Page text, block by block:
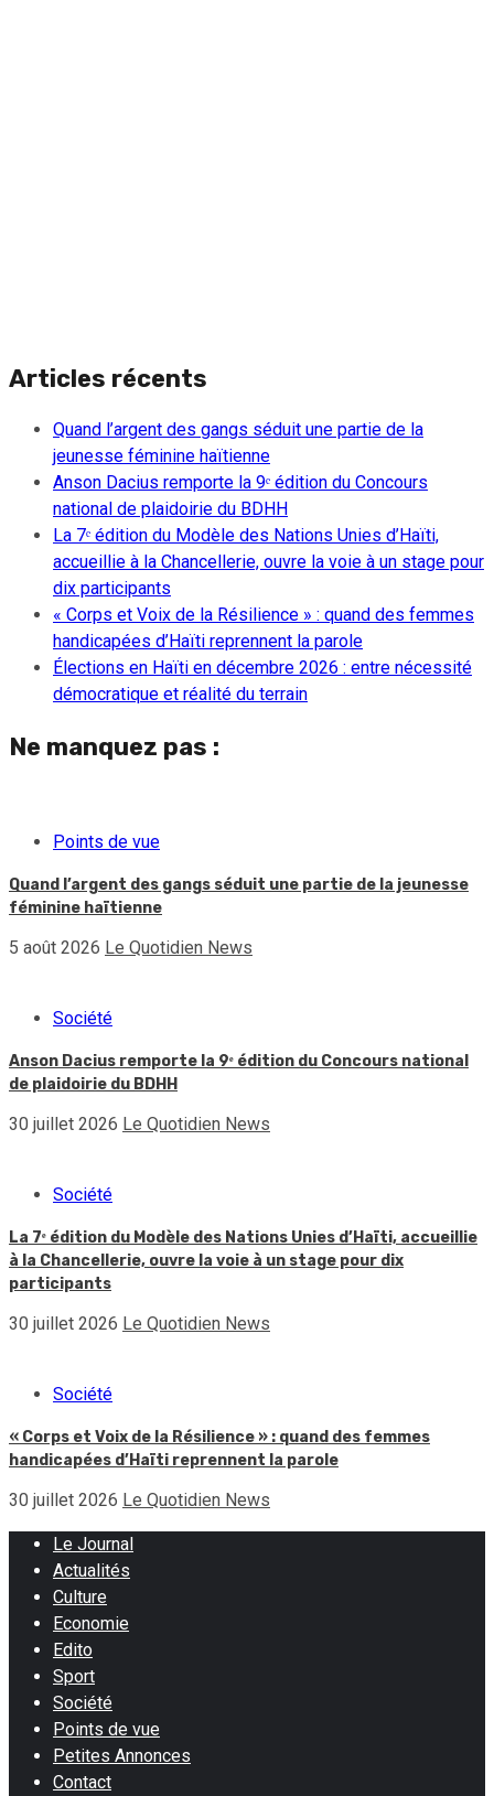
Articles récents
Quand l’argent des gangs séduit une partie de la
jeunesse féminine haïtienne
Anson Dacius remporte la 9ᵉ édition du Concours
national de plaidoirie du BDHH
La 7ᵉ édition du Modèle des Nations Unies d’Haïti,
accueillie à la Chancellerie, ouvre la voie à un stage pour
dix participants
« Corps et Voix de la Résilience » : quand des femmes
handicapées d’Haïti reprennent la parole
Élections en Haïti en décembre 2026 : entre nécessité
démocratique et réalité du terrain
Ne manquez pas :
Points de vue
Quand l’argent des gangs séduit une partie de la jeunesse
féminine haïtienne
5 août 2026 Le Quotidien News
Société
Anson Dacius remporte la 9ᵉ édition du Concours national
de plaidoirie du BDHH
30 juillet 2026 Le Quotidien News
Société
La 7ᵉ édition du Modèle des Nations Unies d’Haïti, accueillie
à la Chancellerie, ouvre la voie à un stage pour dix
participants
30 juillet 2026 Le Quotidien News
Société
« Corps et Voix de la Résilience » : quand des femmes
handicapées d’Haïti reprennent la parole
30 juillet 2026 Le Quotidien News
Le Journal
Actualités
Culture
Economie
Edito
Sport
Société
Points de vue
Petites Annonces
Contact